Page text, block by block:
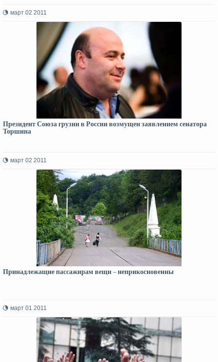
март 02 2011
Президент Союза грузин в России возмущен заявлением сенатора
Торшина
март 02 2011
Принадлежащие пассажирам вещи – неприкосновенны
март 01 2011